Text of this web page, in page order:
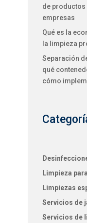
de productos
empresas
Qué es la
la limpieza
Separación
qué
cómo
Limpieza
Limpiezas
Servicios de
Servicios de